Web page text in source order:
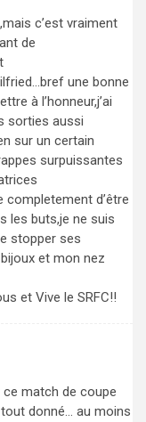
c’est vraiment
de
une bonne
à l’honneur,j’ai
sorties aussi
sur un certain
surpuissantes
completement d’être
les buts,je ne suis
stopper ses
et mon nez
et Vive le SRFC!!
ce match de coupe
donné… au moins